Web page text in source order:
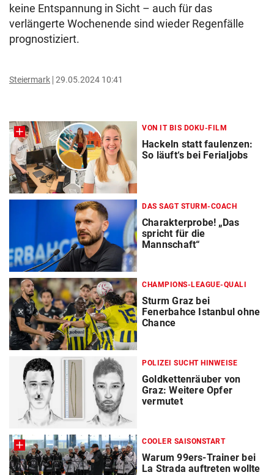
keine Entspannung in Sicht – auch für das
verlängerte Wochenende sind wieder Regenfälle
prognostiziert.
Steiermark 29.05.2024 10:41
VON IT BIS DOKU-FILM
Hackeln statt faulenzen:
So läuft‘s bei Ferialjobs
DAS SAGT STURM-COACH
Charakterprobe! „Das
spricht für die
Mannschaft“
CHAMPIONS-LEAGUE-QUALI
Sturm Graz bei
Fenerbahce Istanbul ohne
Chance
POLIZEI SUCHT HINWEISE
Goldkettenräuber von
Graz: Weitere Opfer
vermutet
COOLER SAISONSTART
Warum 99ers-Trainer bei
La Strada auftreten wollte